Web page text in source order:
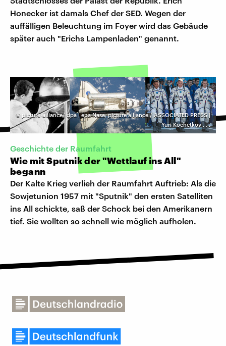
Honecker ist damals Chef der SED. Wegen der
auffälligen Beleuchtung im Foyer wird das Gebäude
später auch "Erichs Lampenladen" genannt.
©picture-alliance/ dpa | epa Nasa, picture alliance / ASSOCIATED PRESS |
Yuri Kochetkov, ,,
Geschichte der Raumfahrt
Wie mit Sputnik der "Wettlauf ins All"
begann
Der Kalte Krieg verlieh der Raumfahrt Auftrieb: Als die
Sowjetunion 1957 mit "Sputnik" den ersten Satelliten
ins All schickte, saß der Schock bei den Amerikanern
tief. Sie wollten so schnell wie möglich aufholen.